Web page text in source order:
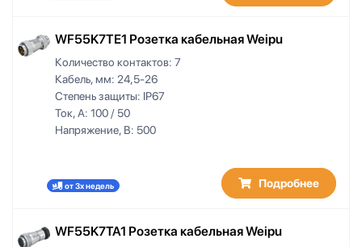
WF55K7TE1 Розетка кабельная Weipu
Количество контактов: 7
Кабель, мм: 24,5-26
Степень защиты: IP67
Ток, А: 100 / 50
Напряжение, В: 500
от 3х недель Подробнее
WF55K7TA1 Розетка кабельная Weipu